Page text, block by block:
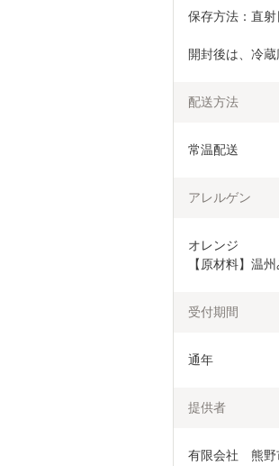
保存方法：直
開封後は、冷
配送方法
常温配送
アレルゲン
オレンジ
受付期間
通年
提供者
有限会社　熊